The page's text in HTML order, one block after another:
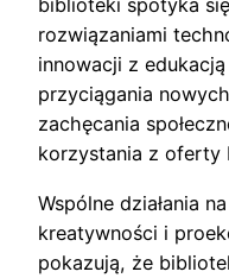
biblioteki spotyka
rozwiązaniami
innowacji z
przyciągania
zachęcania
korzystania z oferty
Wspólne działania
kreatywności i
pokazują, że